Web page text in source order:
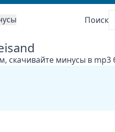
Поиск
скачивайте минусы в mp3